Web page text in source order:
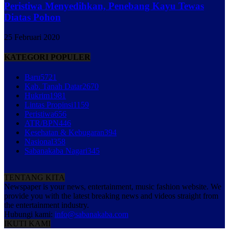
Peristiwa Menyedihkan, Penebang Kayu Tewas
Diatas Pohon
25 Februari 2020
KATEGORI POPULER
Baru5721
Kab. Tanah Datar2670
Hukrim1981
Lintas Propinsi1159
Peristiwa656
ATR/BPN446
Kesehatan & Kebugaran394
Nasional358
Sabanakaba Nagari345
TENTANG KITA
Newspaper is your news, entertainment, music fashion website. We
provide you with the latest breaking news and videos straight from
the entertainment industry.
Hubungi kami: info@sabanakaba.com
IKUTI KAMI